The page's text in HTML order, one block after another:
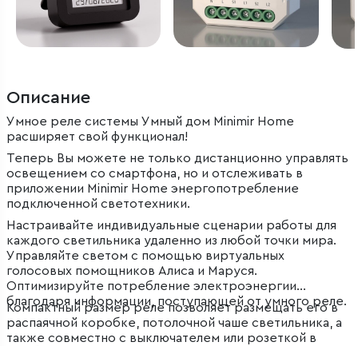
Описание
Умное реле системы Умный дом Minimir Home
расширяет свой функционал!
Теперь Вы можете не только дистанционно управлять
освещением со смартфона, но и отслеживать в
приложении Minimir Home энергопотребление
подключенной светотехники.
Настраивайте индивидуальные сценарии работы для
каждого светильника удаленно из любой точки мира.
Управляйте светом с помощью виртуальных
голосовых помощников Алиса и Маруся.
Оптимизируйте потребление электроэнергии
благодаря информации, поступающей от умного реле.
Компактный размер реле позволяет размещать его в
распаячной коробке, потолочной чаше светильника, а
также совместно с выключателем или розеткой в